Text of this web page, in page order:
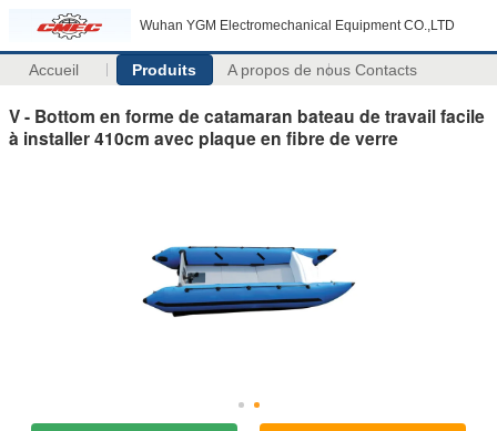
Wuhan YGM Electromechanical Equipment CO.,LTD
Accueil Produits A propos de nous Contacts
V - Bottom en forme de catamaran bateau de travail facile
à installer 410cm avec plaque en fibre de verre